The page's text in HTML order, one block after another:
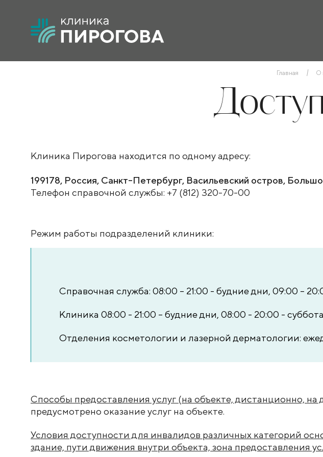
Главная О
Клиника Пирогова находится по одному адресу:
199178, Россия, Санкт-Петербург, Васильевский остров,
Телефон справочной службы: +7 (812) 320-70-00
Режим работы подразделений клиники:
Справочная служба: 08:00 – 21:00 - будние дни, 09:00 –
Клиника 08:00 - 21:00 – будние дни, 08:00 - 20:00 -
Отделения косметологии и лазерной дерматологии:
Способы предоставления услуг (на объекте, дистанционно,
предусмотрено оказание услуг на объекте.
Условия доступности для инвалидов различных категорий
здание, пути движения внутри объекта, зона предоставления